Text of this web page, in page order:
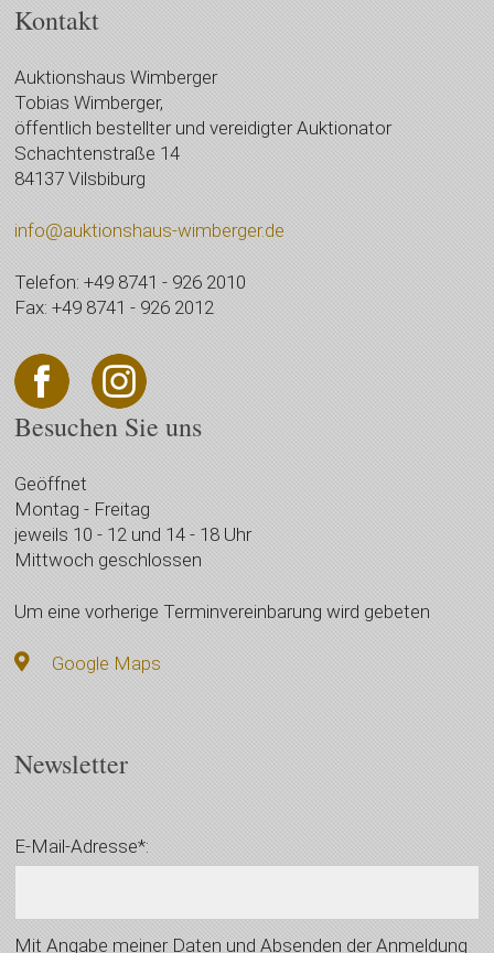
Kontakt
Auktionshaus Wimberger
Tobias Wimberger,
öffentlich bestellter und vereidigter Auktionator
Schachtenstraße 14
84137 Vilsbiburg
info@auktionshaus-wimberger.de
Telefon: +49 8741 - 926 2010
Fax: +49 8741 - 926 2012
Besuchen Sie uns
Geöffnet
Montag - Freitag
jeweils 10 - 12 und 14 - 18 Uhr
Mittwoch geschlossen
Um eine vorherige Terminvereinbarung wird gebeten
Google Maps
Newsletter
E-Mail-Adresse*:
Mit Angabe meiner Daten und Absenden der Anmeldung